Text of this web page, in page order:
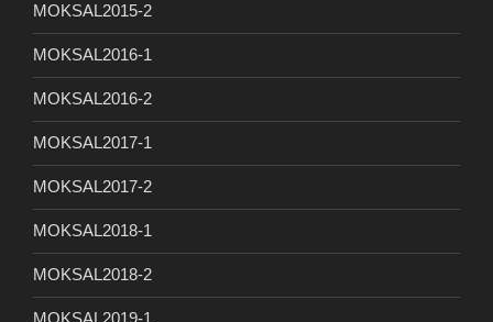
MOKSAL2015-2
MOKSAL2016-1
MOKSAL2016-2
MOKSAL2017-1
MOKSAL2017-2
MOKSAL2018-1
MOKSAL2018-2